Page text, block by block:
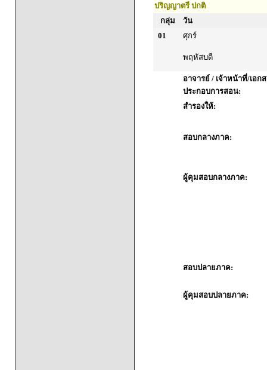
ปริญญาตรี ปกติ
กลุ่ม
วัน
01
ศุกร์
พฤหัสบดี
อาจารย์ / เจ้าหน้าที่/เอก
ประกอบการสอน:
สำรองให้:
สอบกลางภาค:
ผู้คุมสอบกลางภาค:
สอบปลายภาค:
ผู้คุมสอบปลายภาค: